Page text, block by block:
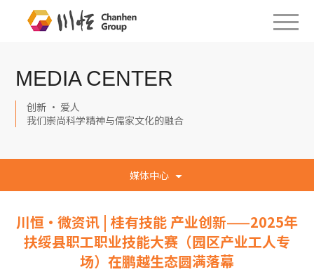
MEDIA CENTER
创新 · 爱人
我们崇尚科学精神与儒家文化的融合
媒体中心
川恒·微资讯 | 桂有技能 产业创新——2025年
扶绥县职工职业技能大赛（园区产业工人专
场）在鹏越生态圆满落幕